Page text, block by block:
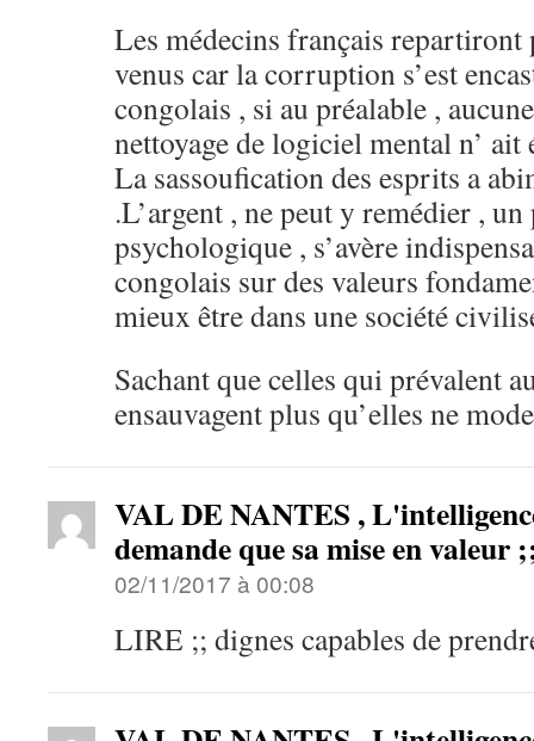
Les médecins français repartiront
venus car la corruption s’est
congolais , si au préalable ,
nettoyage de logiciel mental n’ ait
La sassoufication des esprits a
.L’argent , ne peut y remédier ,
psychologique , s’avère
congolais sur des valeurs
mieux être dans une société
Sachant que celles qui prévalent
ensauvagent plus qu’elles ne
VAL DE NANTES ,
demande que sa mise en
02/11/2017 à 00:08
LIRE ;; dignes capables de